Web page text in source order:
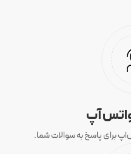
آپ
برای پاسخ به سوالات شما.